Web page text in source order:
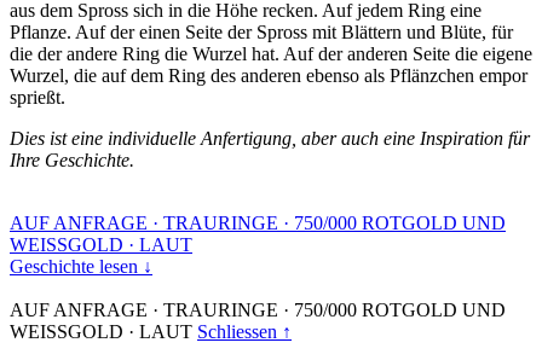
aus dem Spross sich in die Höhe recken. Auf jedem Ring eine
Pflanze. Auf der einen Seite der Spross mit Blättern und Blüte, für
die der andere Ring die Wurzel hat. Auf der anderen Seite die eigene
Wurzel, die auf dem Ring des anderen ebenso als Pflänzchen empor
sprießt.
Dies ist eine individuelle Anfertigung, aber auch eine Inspiration für
Ihre Geschichte.
AUF ANFRAGE · TRAURINGE · 750/000 ROTGOLD UND
WEISSGOLD · LAUT
Geschichte lesen ↓
AUF ANFRAGE · TRAURINGE · 750/000 ROTGOLD UND
WEISSGOLD · LAUT Schliessen ↑